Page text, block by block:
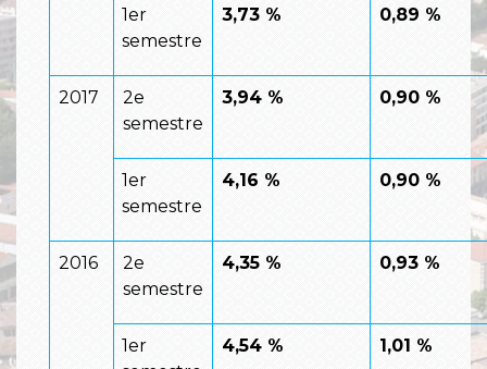
1er
semestre
3,73 % 0,89 %
2017 2e
semestre
3,94 % 0,90 %
1er
semestre
4,16 % 0,90 %
2016 2e
semestre
4,35 % 0,93 %
1er
4,54 % 1,01 %